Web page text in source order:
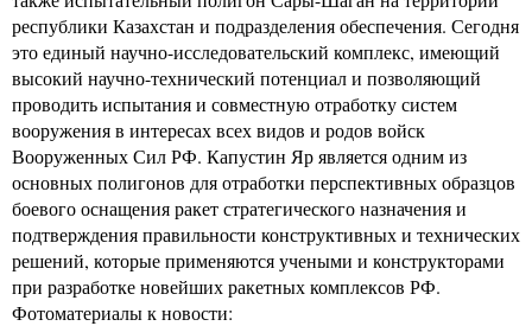
республики Казахстан и подразделения обеспечения. Сегодня
это единый научно-исследовательский комплекс, имеющий
высокий научно-технический потенциал и позволяющий
проводить испытания и совместную отработку систем
вооружения в интересах всех видов и родов войск
Вооруженных Сил РФ. Капустин Яр является одним из
основных полигонов для отработки перспективных образцов
боевого оснащения ракет стратегического назначения и
подтверждения правильности конструктивных и технических
решений, которые применяются учеными и конструкторами
при разработке новейших ракетных комплексов РФ.
Фотоматериалы к новости: